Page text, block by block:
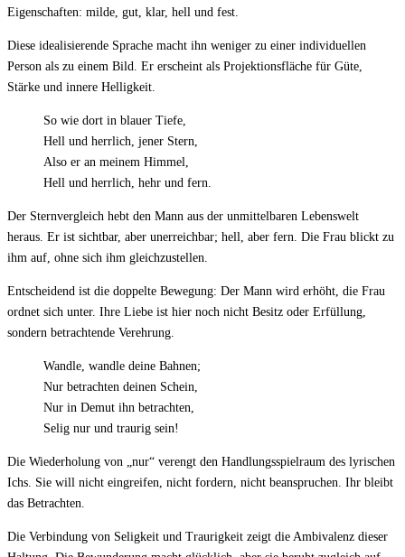
Eigenschaften: milde, gut, klar, hell und fest.
Diese idealisierende Sprache macht ihn weniger zu einer individuellen
Person als zu einem Bild. Er erscheint als Projektionsfläche für Güte,
Stärke und innere Helligkeit.
So wie dort in blauer Tiefe,
Hell und herrlich, jener Stern,
Also er an meinem Himmel,
Hell und herrlich, hehr und fern.
Der Sternvergleich hebt den Mann aus der unmittelbaren Lebenswelt
heraus. Er ist sichtbar, aber unerreichbar; hell, aber fern. Die Frau blickt zu
ihm auf, ohne sich ihm gleichzustellen.
Entscheidend ist die doppelte Bewegung: Der Mann wird erhöht, die Frau
ordnet sich unter. Ihre Liebe ist hier noch nicht Besitz oder Erfüllung,
sondern betrachtende Verehrung.
Wandle, wandle deine Bahnen;
Nur betrachten deinen Schein,
Nur in Demut ihn betrachten,
Selig nur und traurig sein!
Die Wiederholung von „nur“ verengt den Handlungsspielraum des lyrischen
Ichs. Sie will nicht eingreifen, nicht fordern, nicht beanspruchen. Ihr bleibt
das Betrachten.
Die Verbindung von Seligkeit und Traurigkeit zeigt die Ambivalenz dieser